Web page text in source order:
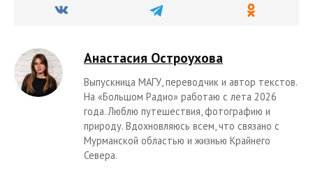
Анастасия Остроухова
Выпускница МАГУ, переводчик и автор текстов.
На «Большом Радио» работаю с лета 2026
года. Люблю путешествия, фотографию и
природу. Вдохновляюсь всем, что связано с
Мурманской областью и жизнью Крайнего
Севера.